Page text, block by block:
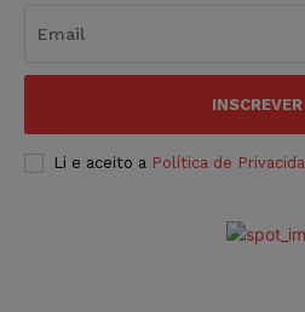
INSCREVER
Li e aceito a Política de